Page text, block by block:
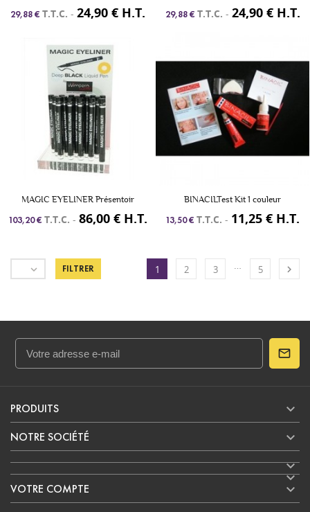
29,88 € T.T.C. - 24,90 € H.T. 29,88 € T.T.C. - 24,90 € H.T.
MAGIC EYELINER Présentoir
103,20 € T.T.C. - 86,00 € H.T.
BINACILTest Kit 1 couleur
13,50 € T.T.C. - 11,25 € H.T.
 FILTRER 1 2 3 … 5 
PRODUITS 
NOTRE SOCIÉTÉ



VOTRE COMPTE 